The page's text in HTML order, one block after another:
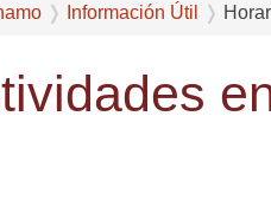
Información Útil